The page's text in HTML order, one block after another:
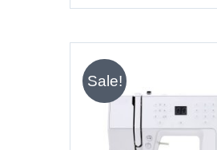
Sale!
IN DEN WARENKORB